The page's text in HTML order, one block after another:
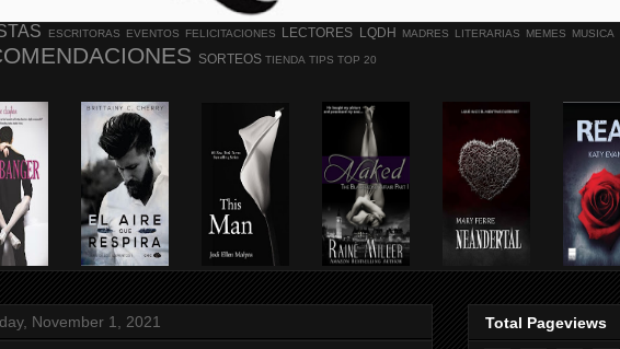
ESCRITORAS EVENTOS FELICITACIONES LECTORES LQDH MADRES LITERARIAS MEMES MUSICA
SORTEOS TIENDA TIPS TOP 20
November 1, 2021 Total Pageviews